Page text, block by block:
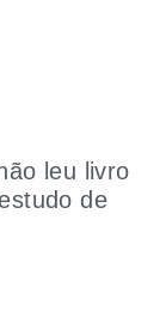
leu livro
de